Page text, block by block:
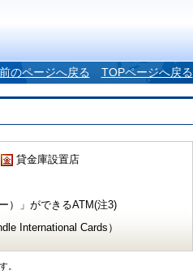
前のページへ戻る TOPページへ戻る
貸金庫設置店
）」ができるATM(注3)
International Cards）
。